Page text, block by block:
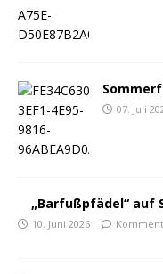
07. Juli
„Barfußpfädel“ auf
10. Juni 2026